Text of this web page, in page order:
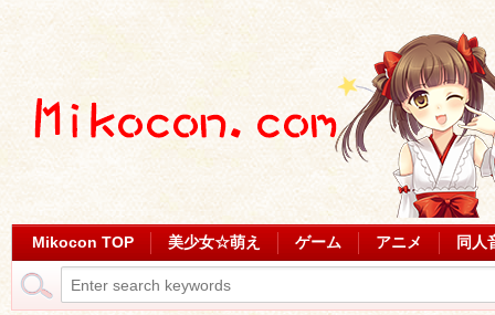
Mikocon TOP 美少女☆萌え ゲーム アニメ 同人